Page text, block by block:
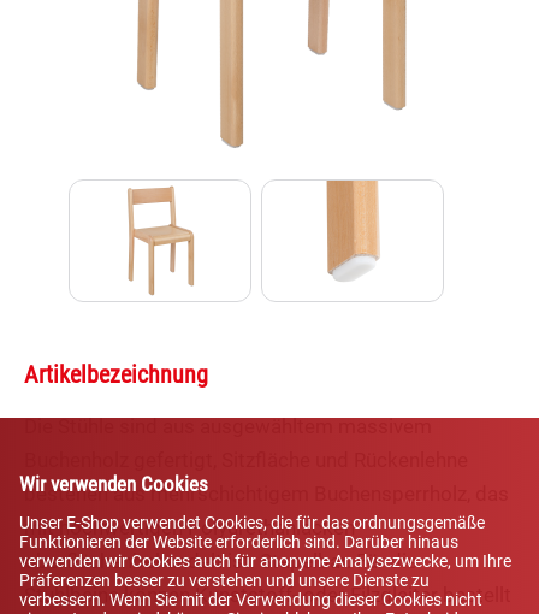
Artikelbezeichnung
bestehen aus mehrschichtigem Buchensperrholz, das
mit hochwertigen Polyurethanlacken
oberflächenbehandelt ist. Stapelbar. Für die
Stuhlbeine können Kunststoff- oder Filzgleiter bestellt
Wir verwenden Cookies
Unser E-Shop verwendet Cookies, die für das ordnungsgemäße
Funktionieren der Website erforderlich sind. Darüber hinaus
verwenden wir Cookies auch für anonyme Analysezwecke, um Ihre
Präferenzen besser zu verstehen und unsere Dienste zu
verbessern. Wenn Sie mit der Verwendung dieser Cookies nicht
Assistent für Schulmöbel und
Klassenzimmerausstattung